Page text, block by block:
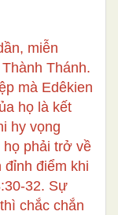
miễn
Thánh.
mà Edêkien
họ là kết
hy vọng
phải trở về
điểm khi
32. Sự
chắc chắn